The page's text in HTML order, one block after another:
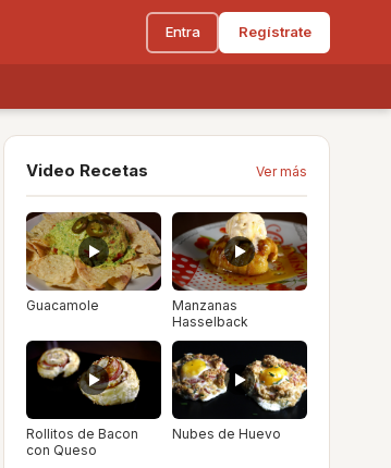
Entra Regístrate
Video Recetas Ver más
Guacamole
Manzanas
Hasselback
Rollitos de Bacon
con Queso
Nubes de Huevo